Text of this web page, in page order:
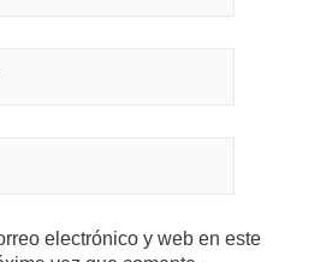
electrónico y web en este